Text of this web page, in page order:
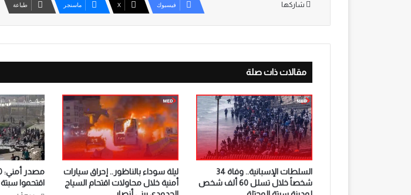
شاركها فيسبوك ‫X ماسنجر طباعة
مقالات ذات صلة
السلطات الإسبانية.. وفاة 34
شخصاً خلال تسلل 60 ألف شخص
ليلة سوداء بالناظور.. إحراق سيارات
أمنية خلال محاولات اقتحام السياج
اقتحموا سبتة